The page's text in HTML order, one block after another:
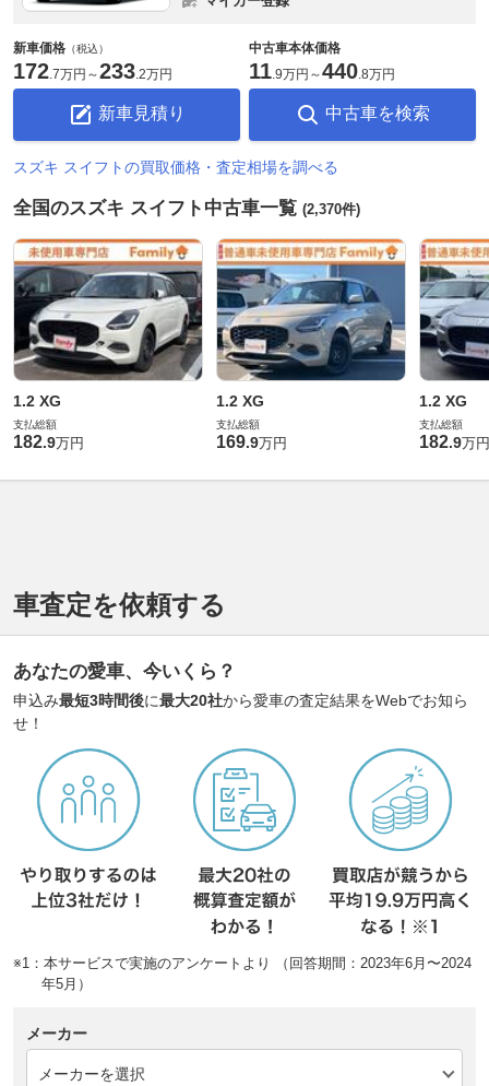
新車価格 （税込）
172.7万円 ～233.2万円
新車見積り
中古車本体価格
11.9万円 ～440.8万円
中古車を検索
スズキ スイフトの買取価格・査定相場を調べる
全国のスズキ スイフト中古車一覧 (2,370件)
1.2 XG
支払総額
182.9万円
1.2 XG
支払総額
169.9万円
1.2 XG
支払総額
182.9万円
車査定を依頼する
あなたの愛車、今いくら？
申込み最短3時間後に最大20社から愛車の査定結果をWebでお知ら
せ！
※1：本サービスで実施のアンケートより （回答期間：2023年6月〜2024
年5月）
メーカー